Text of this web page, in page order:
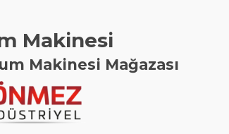
Makinesi
Makinesi Mağazası